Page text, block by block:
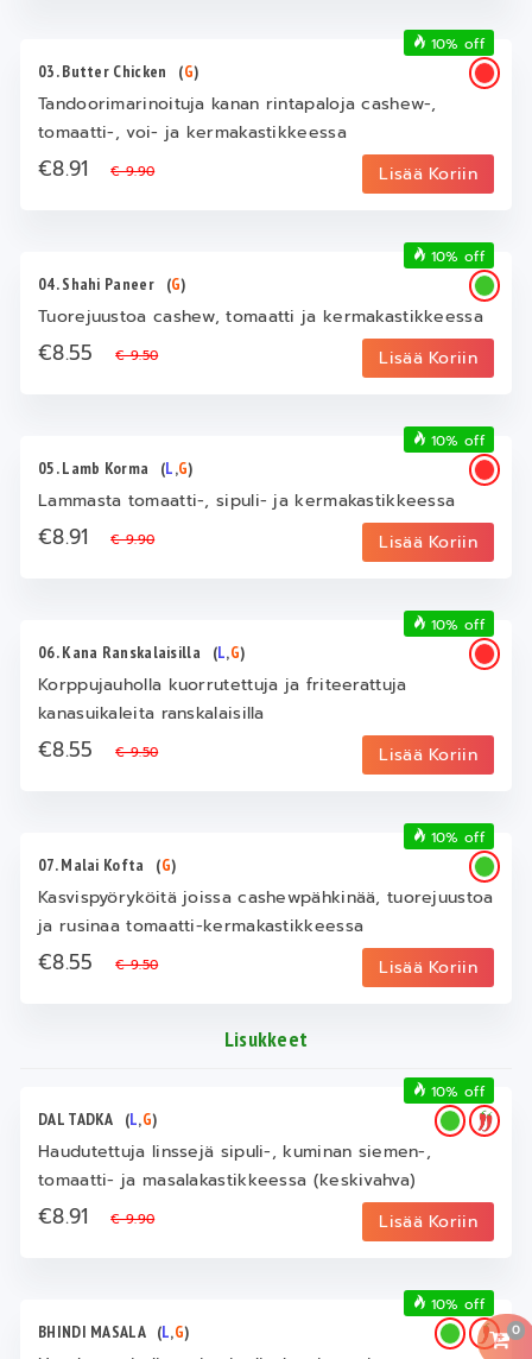
0
03. Butter Chicken (G)
Tandoorimarinoituja kanan rintapaloja cashew-,
tomaatti-, voi- ja kermakastikkeessa
€8.91€ 9.90 Lisää Koriin
10% off
04. Shahi Paneer (G)
Tuorejuustoa cashew, tomaatti ja kermakastikkeessa
€8.55€ 9.50 Lisää Koriin
10% off
05. Lamb Korma (L,G)
Lammasta tomaatti-, sipuli- ja kermakastikkeessa
€8.91€ 9.90 Lisää Koriin
10% off
06. Kana Ranskalaisilla (L,G)
Korppujauholla kuorrutettuja ja friteerattuja
kanasuikaleita ranskalaisilla
€8.55€ 9.50 Lisää Koriin
10% off
07. Malai Kofta (G)
Kasvispyöryköitä joissa cashewpähkinää, tuorejuustoa
ja rusinaa tomaatti-kermakastikkeessa
€8.55€ 9.50 Lisää Koriin
10% off
Lisukkeet
DAL TADKA (L,G)
Haudutettuja linssejä sipuli-, kuminan siemen-,
tomaatti- ja masalakastikkeessa (keskivahva)
€8.91€ 9.90 Lisää Koriin
10% off
BHINDI MASALA (L,G)
10% off